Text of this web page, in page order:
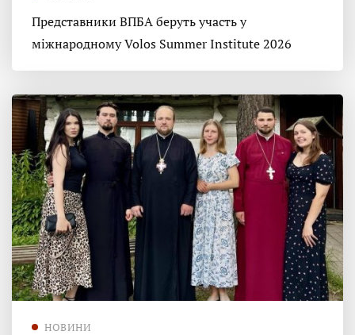
Представники ВПБА беруть участь у
міжнародному Volos Summer Institute 2026
НОВИНИ